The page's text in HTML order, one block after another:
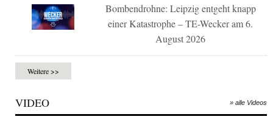
Bombendrohne: Leipzig entgeht knapp
einer Katastrophe – TE-Wecker am 6.
August 2026
Weitere >>
VIDEO » alle Videos